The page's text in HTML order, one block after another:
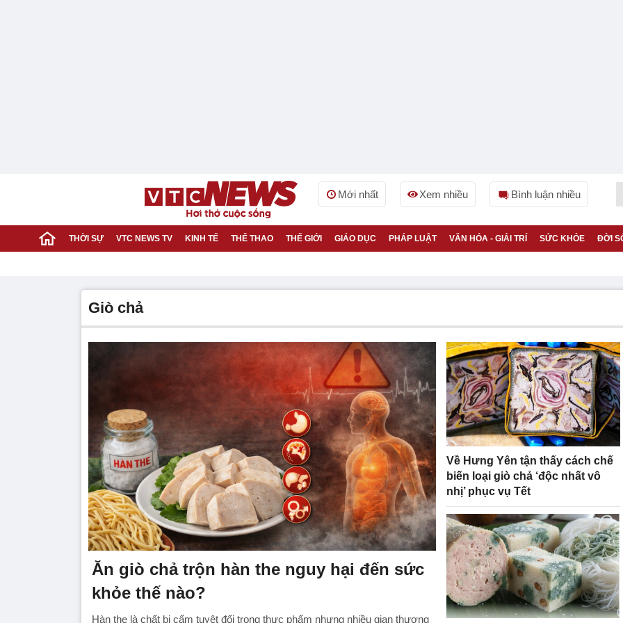
Mới nhất Xem nhiều Bình luận nhiều
THỜI SỰ VTC NEWS TV KINH TẾ THỂ THAO THẾ GIỚI GIÁO DỤC PHÁP LUẬT VĂN HÓA - GIẢI TRÍ SỨC KHỎE ĐỜI
giò chả
Ăn giò chả trộn hàn the nguy hại đến sức
khỏe thế nào?
Hàn the là chất bị cấm tuyệt đối trong thực phẩm nhưng nhiều gian thương
Về Hưng Yên tận thấy cách chế
biến loại giò chả ‘độc nhất vô
nhị’ phục vụ Tết